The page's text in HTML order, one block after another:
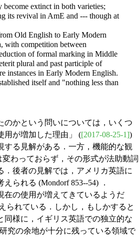
extinct in both varieties;
its revival in AmE and --- though at
Old English to Early Modern
with competition between
of formal marking in Middle
plural and past participle of
instances in Early Modern English.
itself and "nothing less than
かという問いについては，いくつ
用が増加した理由」 ([2017-08-25-1])
する見解がある．一方，機能的な観
わっておらず，その形式が法助動詞
後者の見解では，アメリカ英語に
られる (Mondorf 853--54) ．
の使用が増えてきているようだ
られている．しかし，もしかすると
様に，イギリス英語での独立的な
究の余地が十分に残っている領域で